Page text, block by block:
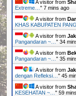
A visitor from
Extreme… " 7 mins ago
A visitor from
KHAS KABUPATEN
A visitor from
Pangandaran ~… " 34
A visitor from
Pangandaran ~… " 35
A visitor from
dengan Refleksi… " 45
A visitor from
KESEHATAN ~… " 59